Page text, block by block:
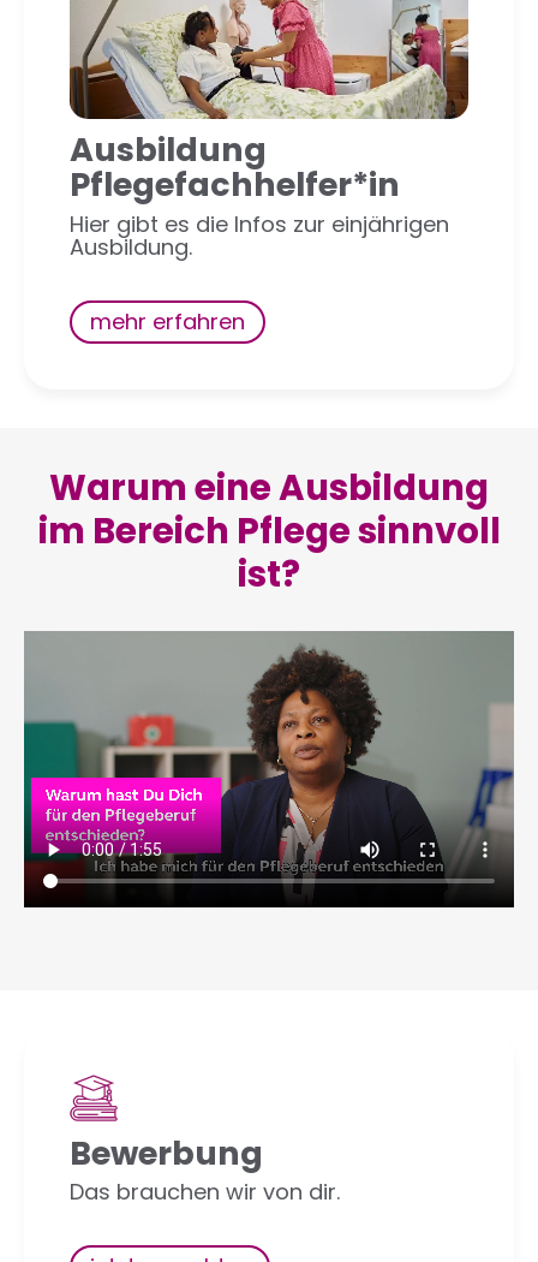
Ausbildung
Pflegefachhelfer*in
Hier gibt es die Infos zur einjährigen
Ausbildung.
mehr erfahren
Warum eine Ausbildung
im Bereich Pflege sinnvoll
ist?
Bewerbung
Das brauchen wir von dir.